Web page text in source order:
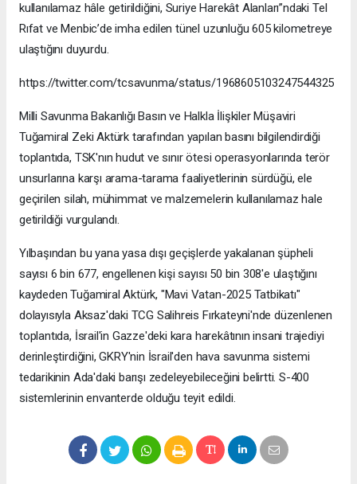
kullanılamaz hâle getirildiğini, Suriye Harekât Alanları”ndaki Tel
Rıfat ve Menbic’de imha edilen tünel uzunluğu 605 kilometreye
ulaştığını duyurdu.
https://twitter.com/tcsavunma/status/1968605103247544325
Milli Savunma Bakanlığı Basın ve Halkla İlişkiler Müşaviri
Tuğamiral Zeki Aktürk tarafından yapılan basını bilgilendirdiği
toplantıda, TSK'nın hudut ve sınır ötesi operasyonlarında terör
unsurlarına karşı arama-tarama faaliyetlerinin sürdüğü, ele
geçirilen silah, mühimmat ve malzemelerin kullanılamaz hale
getirildiği vurgulandı.
Yılbaşından bu yana yasa dışı geçişlerde yakalanan şüpheli
sayısı 6 bin 677, engellenen kişi sayısı 50 bin 308'e ulaştığını
kaydeden Tuğamiral Aktürk, "Mavi Vatan-2025 Tatbikatı"
dolayısıyla Aksaz'daki TCG Salihreis Fırkateyni'nde düzenlenen
toplantıda, İsrail'in Gazze'deki kara harekâtının insani trajediyi
derinleştirdiğini, GKRY'nin İsrail'den hava savunma sistemi
tedarikinin Ada'daki barışı zedeleyebileceğini belirtti. S-400
sistemlerinin envanterde olduğu teyit edildi.